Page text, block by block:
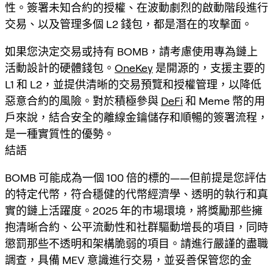
性。簽署未知合約的授權、在波動劇烈的啟動階段進行
交易、以及管理多個 L2 錢包，都是潛在的攻擊面。
如果您決定交易或持有 BOMB，請考慮使用專為鏈上
活動設計的硬體錢包。 OneKey 是開源的，支援主要的
L1 和 L2，並提供清晰的交易預覽和授權管理，以降低
惡意合約的風險。對於積極參與 DeFi 和 Meme 幣的用
戶來說，結合安全的離線金鑰儲存和順暢的簽署流程，
是一種實質性的優勢。
結語
BOMB 可能成為一個 100 倍的標的——但前提是您評估
的特定代幣，符合穩健的代幣經濟學、透明的執行和真
實的鏈上活躍度。2025 年的市場環境，將獎勵那些擁
抱清晰合約、公平流動性和社群驅動增長的項目，同時
懲罰那些不透明和架構脆弱的項目。請進行嚴謹的盡職
調查，具備 MEV 意識進行交易，並妥善保管您的金